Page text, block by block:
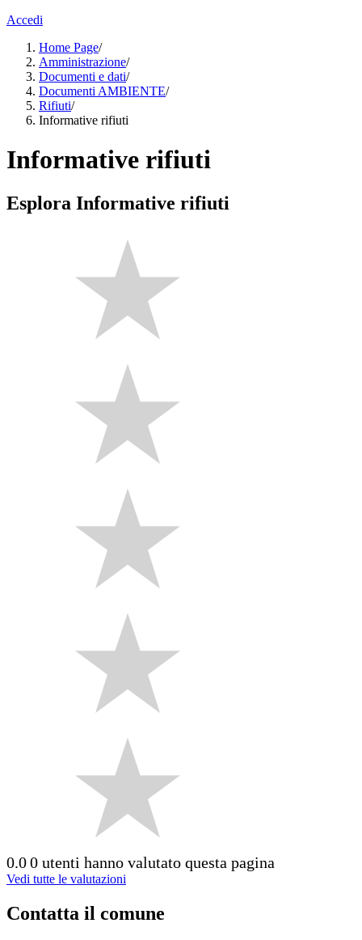
Accedi
Home Page/
Amministrazione/
Documenti e dati/
Documenti AMBIENTE/
Rifiuti/
Informative rifiuti
Informative rifiuti
Esplora Informative rifiuti
0.00 utenti hanno valutato questa pagina
Vedi tutte le valutazioni
Contatta il comune